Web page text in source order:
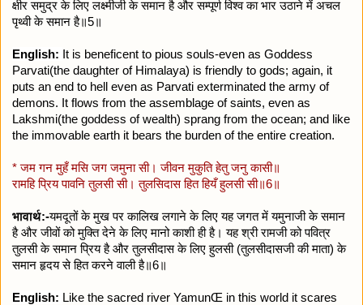
क्षीर समुद्र के लिए लक्ष्मीजी के समान है और सम्पूर्ण विश्व का भार उठाने में अचल
पृथ्वी के समान है॥5॥
English: It is beneficent to pious souls-even as Goddess
Parvati(the daughter of Himalaya) is friendly to gods; again, it
puts an end to hell even as Parvati exterminated the army of
demons. It flows from the assemblage of saints, even as
Lakshmi(the goddess of wealth) sprang from the ocean; and like
the immovable earth it bears the burden of the entire creation.
* जम गन मुहँ मसि जग जमुना सी। जीवन मुकुति हेतु जनु कासी॥
रामहि प्रिय पावनि तुलसी सी। तुलसिदास हित हियँ हुलसी सी॥6॥
भावार्थ:-यमदूतों के मुख पर कालिख लगाने के लिए यह जगत में यमुनाजी के समान
है और जीवों को मुक्ति देने के लिए मानो काशी ही है। यह श्री रामजी को पवित्र
तुलसी के समान प्रिय है और तुलसीदास के लिए हुलसी (तुलसीदासजी की माता) के
समान हृदय से हित करने वाली है॥6॥
English: Like the sacred river YamunŒ in this world it scares